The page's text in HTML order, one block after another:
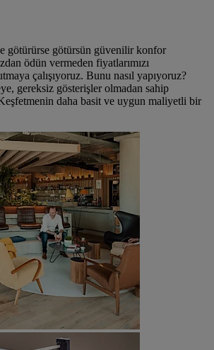
götürürse götürsün güvenilir konfor
ödün vermeden fiyatlarımızı
çalışıyoruz. Bunu nasıl yapıyoruz?
gereksiz gösterişler olmadan sahip
daha basit ve uygun maliyetli bir